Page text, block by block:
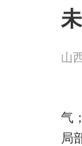
山
气
局